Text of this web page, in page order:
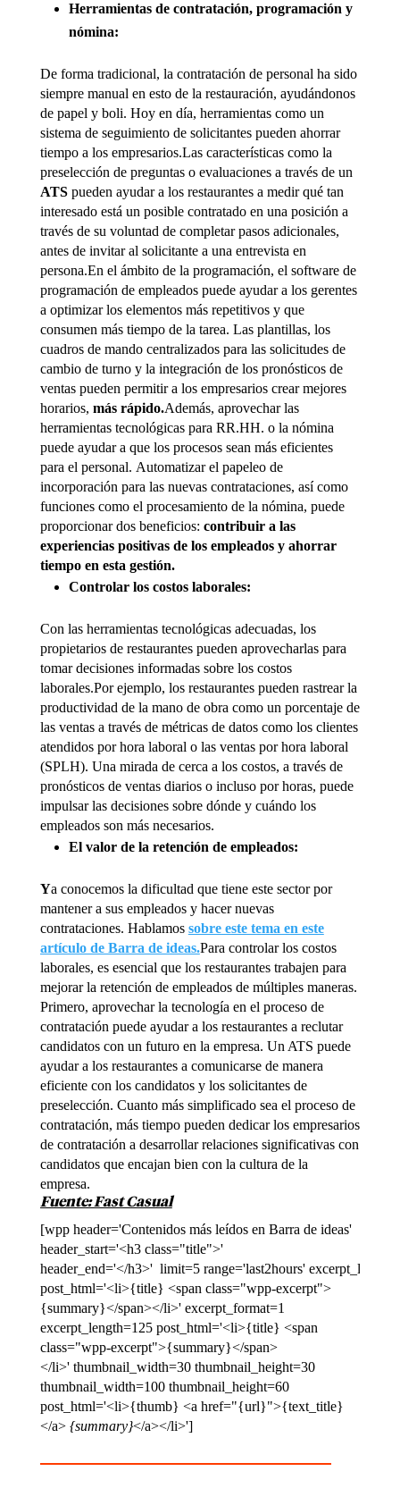
Herramientas de contratación, programación y
nómina:
De forma tradicional, la contratación de personal ha sido
siempre manual en esto de la restauración, ayudándonos
de papel y boli. Hoy en día, herramientas como un
sistema de seguimiento de solicitantes pueden ahorrar
tiempo a los empresarios.Las características como la
preselección de preguntas o evaluaciones a través de un
ATSpueden ayudar a los restaurantes a medir qué tan
interesado está un posible contratado en una posición a
través de su voluntad de completar pasos adicionales,
antes de invitar al solicitante a una entrevista en
persona.En el ámbito de la programación, el software de
programación de empleados puede ayudar a los gerentes
a optimizar los elementos más repetitivos y que
consumen más tiempo de la tarea. Las plantillas, los
cuadros de mando centralizados para las solicitudes de
cambio de turno y la integración de los pronósticos de
ventas pueden permitir a los empresarios crear mejores
horarios, más rápido.Además, aprovechar las
herramientas tecnológicas para RR.HH. o la nómina
puede ayudar a que los procesos sean más eficientes
para el personal. Automatizar el papeleo de
incorporación para las nuevas contrataciones, así como
funciones como el procesamiento de la nómina, puede
proporcionar dos beneficios: contribuir a las
experiencias positivas de los empleados y ahorrar
tiempo en esta gestión.
Controlar los costos laborales:
Con las herramientas tecnológicas adecuadas, los
propietarios de restaurantes pueden aprovecharlas para
tomar decisiones informadas sobre los costos
laborales.Por ejemplo, los restaurantes pueden rastrear la
productividad de la mano de obra como un porcentaje de
las ventas a través de métricas de datos como los clientes
atendidos por hora laboral o las ventas por hora laboral
(SPLH). Una mirada de cerca a los costos, a través de
pronósticos de ventas diarios o incluso por horas, puede
impulsar las decisiones sobre dónde y cuándo los
empleados son más necesarios.
El valor de la retención de empleados:
Ya conocemos la dificultad que tiene este sector por
mantener a sus empleados y hacer nuevas
contrataciones. Hablamos sobre este tema en este
artículo de Barra de ideas.Para controlar los costos
laborales, es esencial que los restaurantes trabajen para
mejorar la retención de empleados de múltiples maneras.
Primero, aprovechar la tecnología en el proceso de
contratación puede ayudar a los restaurantes a reclutar
candidatos con un futuro en la empresa. Un ATS puede
ayudar a los restaurantes a comunicarse de manera
eficiente con los candidatos y los solicitantes de
preselección. Cuanto más simplificado sea el proceso de
contratación, más tiempo pueden dedicar los empresarios
de contratación a desarrollar relaciones significativas con
candidatos que encajan bien con la cultura de la
empresa.
Fuente: Fast Casual
[wpp header='Contenidos más leídosen Barra de ideas'
header_start='<h3 class="title">'
header_end='</h3>' limit=5 range='last2hours'
post_html='<li>{title} <span class="wpp-excerpt">
{summary}</span></li>' excerpt_format=1
excerpt_length=125 post_html='<li>{title} <span
class="wpp-excerpt">{summary}</span>
</li>' thumbnail_width=30 thumbnail_height=30
thumbnail_width=100 thumbnail_height=60
post_html='<li>{thumb} <a href="{url}">{text_title}
</a> {summary}</a></li>']